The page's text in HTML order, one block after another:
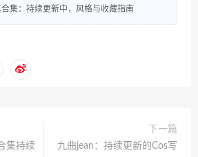
集：持续更新中，风格与收藏指南
集持续
下一篇
九曲jean：持续更新的Cos写